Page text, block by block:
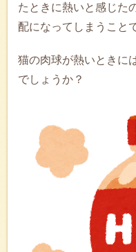
たときに熱いと感じた
配になってしまうこと
猫の肉球が熱いときに
でしょうか？